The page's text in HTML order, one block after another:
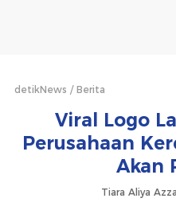
detikNews Berita
Viral Logo
Perusahaan
Akan
Tiara Aliya